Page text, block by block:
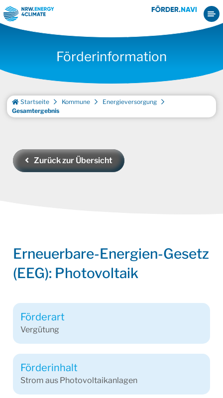
Förderinformation
Startseite Kommune
Energieversorgung
Gesamtergebnis
Zurück zur Übersicht
Erneuerbare-Energien-Gesetz
(EEG): Photovoltaik
Förderart
Vergütung
Förderinhalt
Strom aus Photovoltaikanlagen